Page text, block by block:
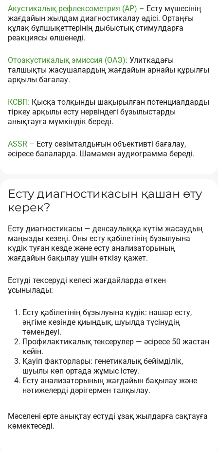
Акустикалық рефлексометрия (АР) – Есту мүшесінің
жағдайын жылдам диагностикалау әдісі. Ортаңғы
құлақ бұлшықеттерінің дыбыстық стимулдарға
реакциясы өлшенеді.
Отоакустикалық эмиссия (ОАЭ): Улиткадағы
талшықты жасушалардың жағдайын арнайы құрылғы
арқылы бағалау.
КСВП: Қысқа толқынды шақырылған потенциалдарды
тіркеу арқылы есту нервіндегі бұзылыстарды
анықтауға мүмкіндік береді.
ASSR – Есту сезімталдығын объективті бағалау,
әсіресе балаларда. Шамамен аудиограмма береді.
Есту диагностикасын қашан өту
керек?
Есту диагностикасы — денсаулыққа күтім жасаудың
маңызды кезеңі. Оны есту қабілетінің бұзылуына
күдік туған кезде және есту анализаторының
жағдайын бақылау үшін өткізу қажет.
Естуді тексеруді келесі жағдайларда өткен
ұсынылады:
Есту қабілетінің бұзылуына күдік: нашар есту,
әңгіме кезінде қиындық, шуылда түсінудің
төмендеуі.
Профилактикалық тексерулер — әсіресе 50 жастан
кейін.
Қауіп факторлары: генетикалық бейімділік,
шуылы көп ортада жұмыс істеу.
Есту анализаторының жағдайын бақылау және
нәтижелерді дәрігермен талқылау.
Мәселені ерте анықтау естуді ұзақ жылдарға сақтауға
көмектеседі.